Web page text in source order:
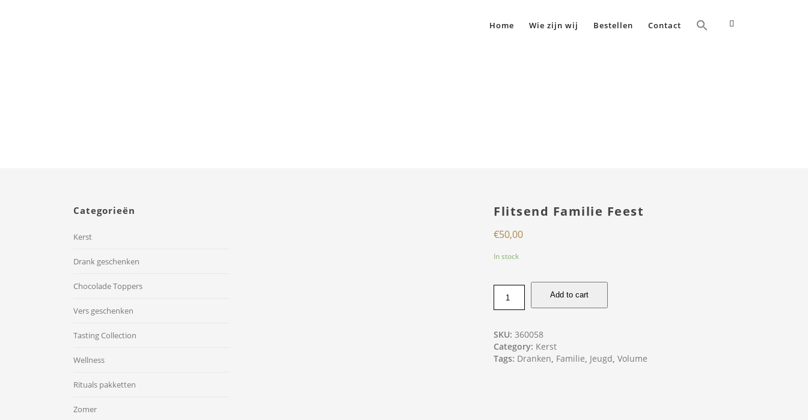
Home Wie zijn wij Bestellen Contact
Categorieën
Kerst
Drank geschenken
Chocolade Toppers
Vers geschenken
Tasting Collection
Wellness
Rituals pakketten
Zomer
Flitsend Familie Feest
€50,00
In stock
Add to cart
SKU:360058
Category: Kerst
Tags: Dranken, Familie, Jeugd,Volume